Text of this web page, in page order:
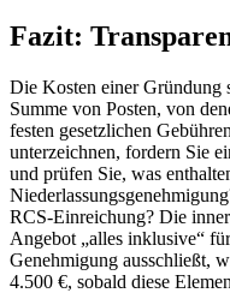
Fazit:
Die Kosten einer Gründung
Summe von Posten, von
festen gesetzlichen
unterzeichnen, fordern Sie
und prüfen Sie, was
RCS-Einreichung? Die
Angebot „alles inklusive“
Genehmigung ausschließt,
4.500 €, sobald diese